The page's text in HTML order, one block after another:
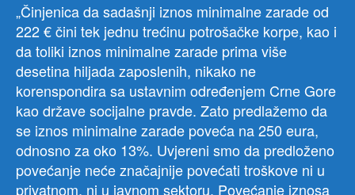
„Činjenica da sadašnji iznos minimalne zarade od
222 € čini tek jednu trećinu potrošačke korpe, kao i
da toliki iznos minimalne zarade prima više
desetina hiljada zaposlenih, nikako ne
korenspondira sa ustavnim određenjem Crne Gore
kao države socijalne pravde. Zato predlažemo da
se iznos minimalne zarade poveća na 250 eura,
odnosno za oko 13%. Uvjereni smo da predloženo
povećanje neće značajnije povećati troškove ni u
privatnom, ni u javnom sektoru. Povećanje iznosa